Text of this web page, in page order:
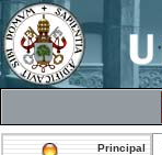
Principal